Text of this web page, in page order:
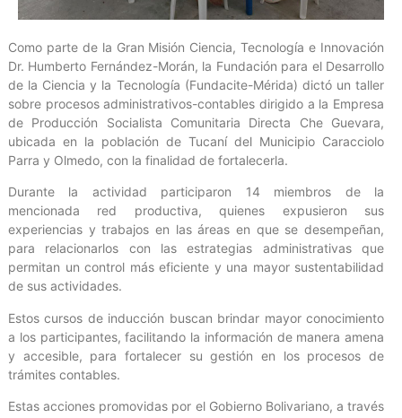
Como parte de la Gran Misión Ciencia, Tecnología e Innovación
Dr. Humberto Fernández-Morán, la Fundación para el Desarrollo
de la Ciencia y la Tecnología (Fundacite-Mérida) dictó un taller
sobre procesos administrativos-contables dirigido a la Empresa
de Producción Socialista Comunitaria Directa Che Guevara,
ubicada en la población de Tucaní del Municipio Caracciolo
Parra y Olmedo, con la finalidad de fortalecerla.
Durante la actividad participaron 14 miembros de la
mencionada red productiva, quienes expusieron sus
experiencias y trabajos en las áreas en que se desempeñan,
para relacionarlos con las estrategias administrativas que
permitan un control más eficiente y una mayor sustentabilidad
de sus actividades.
Estos cursos de inducción buscan brindar mayor conocimiento
a los participantes, facilitando la información de manera amena
y accesible, para fortalecer su gestión en los procesos de
trámites contables.
Estas acciones promovidas por el Gobierno Bolivariano, a través